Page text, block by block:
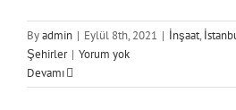
Byadmin | Eylül 8th, 2021 | İnşaat,
Şehirler | Yorum yok
Devamı
Akpolat